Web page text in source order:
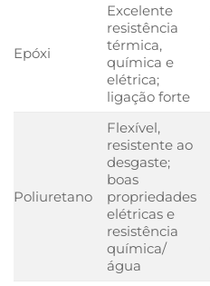
Epóxi
Excelente
resistência
térmica,
química e
elétrica;
ligação forte
Poliuretano
Flexível,
resistente ao
desgaste;
boas
propriedades
elétricas e
resistência
química/
água